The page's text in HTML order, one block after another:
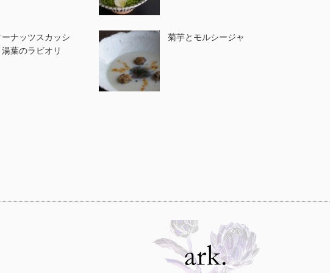
ーナッツスカッシ
葉のラビオリ
菊芋とモルシージャ